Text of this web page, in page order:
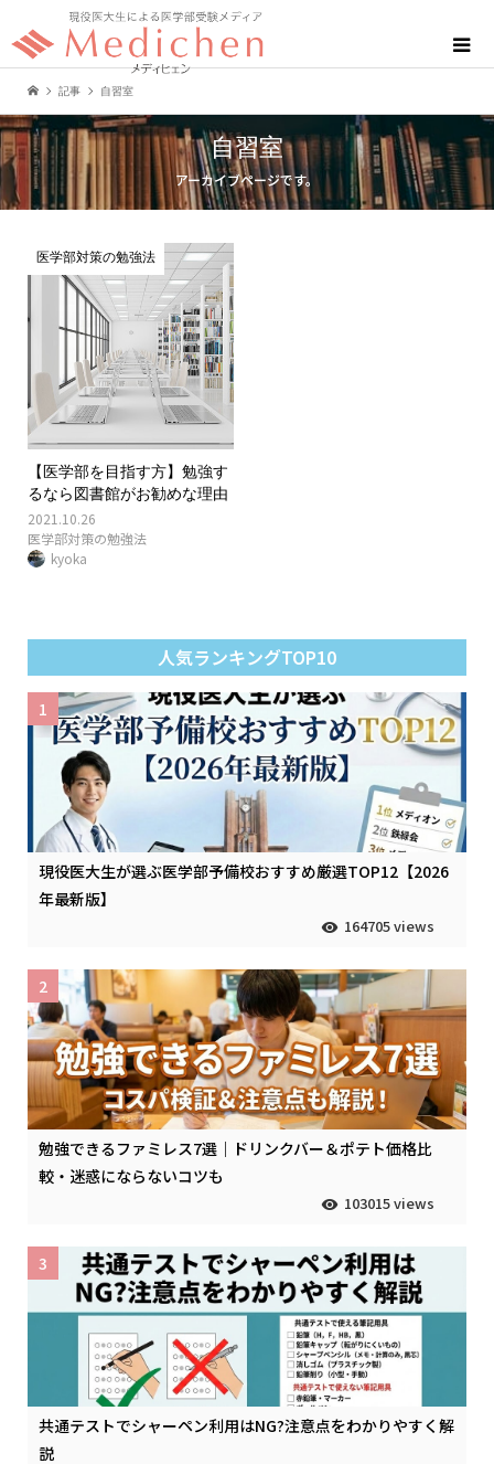
記事 自習室
自習室
アーカイブページです。
医学部対策の勉強法
【医学部を目指す方】勉強す
るなら図書館がお勧めな理由
2021.10.26
医学部対策の勉強法
kyoka
人気ランキングTOP10
現役医大生が選ぶ医学部予備校おすすめ厳選TOP12【2026
年最新版】
164705 views
1
勉強できるファミレス7選｜ドリンクバー＆ポテト価格比
較・迷惑にならないコツも
103015 views
2
共通テストでシャーペン利用はNG?注意点をわかりやすく解
説
3